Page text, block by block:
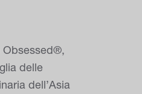
Obsessed®,
delle
dell’Asia